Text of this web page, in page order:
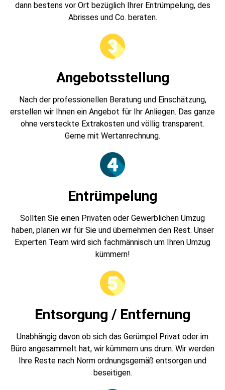
dann bestens vor Ort bezüglich Ihrer Entrümpelung, des
Abrisses und Co. beraten.
Angebotsstellung
Nach der professionellen Beratung und Einschätzung,
erstellen wir Ihnen ein Angebot für Ihr Anliegen. Das ganze
ohne versteckte Extrakosten und völlig transparent.
Gerne mit Wertanrechnung.
Entrümpelung
Sollten Sie einen Privaten oder Gewerblichen Umzug
haben, planen wir für Sie und übernehmen den Rest. Unser
Experten Team wird sich fachmännisch um Ihren Umzug
kümmern!
Entsorgung / Entfernung
Unabhängig davon ob sich das Gerümpel Privat oder im
Büro angesammelt hat, wir kümmern uns drum. Wir werden
Ihre Reste nach Norm ordnungsgemäß entsorgen und
beseitigen.